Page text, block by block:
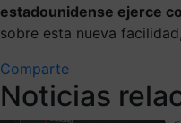
estadounidense ejerce
sobre esta nueva
Comparte
Noticias